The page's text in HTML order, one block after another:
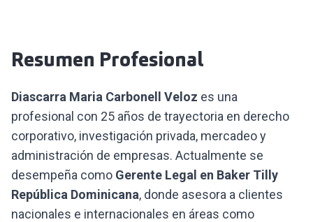
Resumen Profesional
Diascarra Maria Carbonell Veloz es una
profesional con 25 años de trayectoria en derecho
corporativo, investigación privada, mercadeo y
administración de empresas. Actualmente se
desempeña como Gerente Legal en Baker Tilly
República Dominicana, donde asesora a clientes
nacionales e internacionales en áreas como